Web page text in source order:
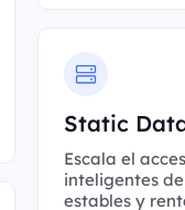
Static
Escala el
inteligentes
estables y